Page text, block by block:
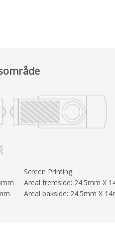
Screen Printing:
Areal fremside: 24.5mm X
Areal bakside: 24.5mm X